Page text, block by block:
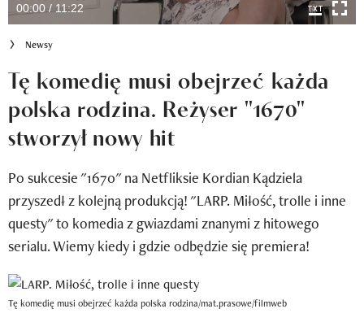
Newsy
Newsletter
Wizaz Summer Influ School
Mój profil / Zarejestruj się
00:00 / 11:22
Newsy
Tę komedię musi obejrzeć każda
polska rodzina. Reżyser "1670"
stworzył nowy hit
Po sukcesie "1670" na Netfliksie Kordian Kądziela
przyszedł z kolejną produkcją! "LARP. Miłość, trolle i inne
questy" to komedia z gwiazdami znanymi z hitowego
serialu. Wiemy kiedy i gdzie odbędzie się premiera!
Tę komedię musi obejrzeć każda polska rodzina/mat.prasowe/filmweb